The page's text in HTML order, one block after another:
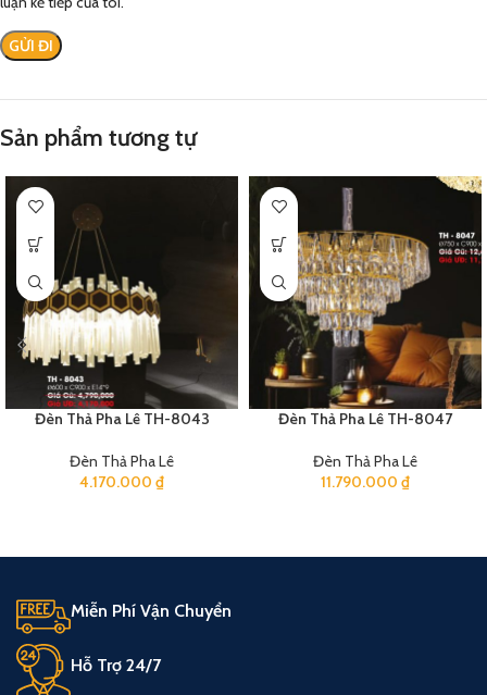
Sản phẩm tương tự
Đèn Thả Pha Lê TH-8043
Đèn Thả Pha Lê
4.170.000 ₫
Đèn Thả Pha Lê TH-8047
Đèn Thả Pha Lê
11.790.000 ₫
Miễn Phí Vận Chuyển
Hỗ Trợ 24/7